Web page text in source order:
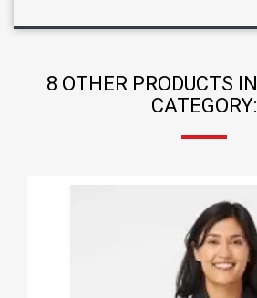
8 OTHER PRODUCTS
CATEGORY: